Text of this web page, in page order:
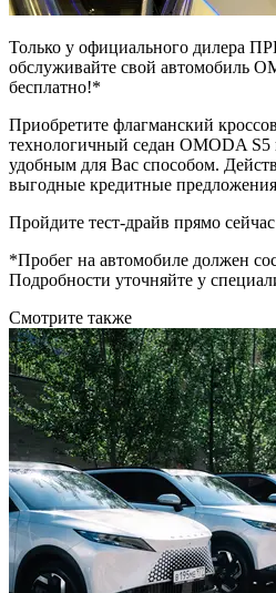
Только у официального
обслуживайте свой автомобиль
бесплатно!*
Приобретите флагманский
технологичный седан OMODA
удобным для Вас способом.
выгодные кредитные
Пройдите тест-драйв прямо
*Пробег на автомобиле должен
Подробности уточняйте у
Смотрите также